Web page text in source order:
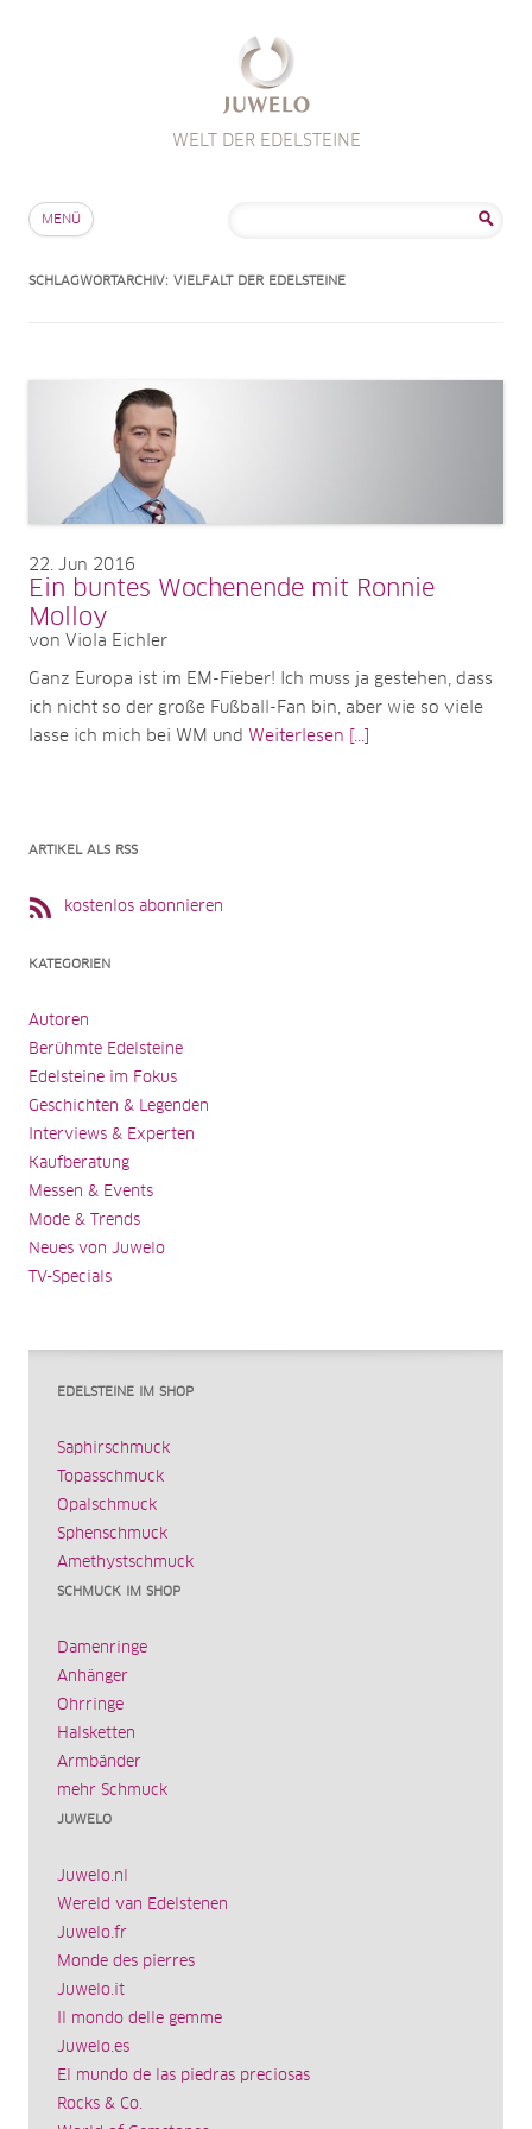
WELT DER EDELSTEINE
MENÜ
SCHLAGWORTARCHIV: VIELFALT DER EDELSTEINE
22 Jun 2016
Ein buntes Wochenende mit Ronnie
Molloy
von Viola Eichler
Ganz Europa ist im EM-Fieber! Ich muss ja gestehen, dass
ich nicht so der große Fußball-Fan bin, aber wie so viele
lasse ich mich bei WM und Weiterlesen [...]
ARTIKEL ALS RSS
kostenlos abonnieren
KATEGORIEN
Autoren
Berühmte Edelsteine
Edelsteine im Fokus
Geschichten & Legenden
Interviews & Experten
Kaufberatung
Messen & Events
Mode & Trends
Neues von Juwelo
TV-Specials
EDELSTEINE IM SHOP
Saphirschmuck
Topasschmuck
Opalschmuck
Sphenschmuck
Amethystschmuck
SCHMUCK IM SHOP
Damenringe
Anhänger
Ohrringe
Halsketten
Armbänder
mehr Schmuck
JUWELO
Juwelo.nl
Wereld van Edelstenen
Juwelo.fr
Monde des pierres
Juwelo.it
Il mondo delle gemme
Juwelo.es
El mundo de las piedras preciosas
Rocks & Co.